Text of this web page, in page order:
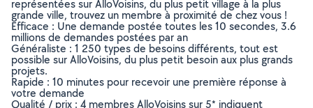
représentées sur AlloVoisins, du plus petit village à la plus
grande ville, trouvez un membre à proximité de chez vous !
Efficace : Une demande postée toutes les 10 secondes, 3.6
millions de demandes postées par an
Généraliste : 1 250 types de besoins différents, tout est
possible sur AlloVoisins, du plus petit besoin aux plus grands
projets.
Rapide : 10 minutes pour recevoir une première réponse à
votre demande
Qualité / prix : 4 membres AlloVoisins sur 5* indiquent